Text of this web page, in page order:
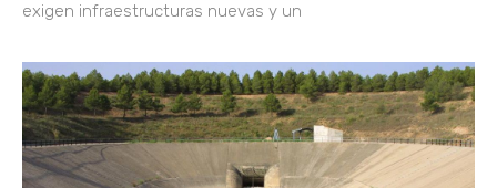
exigen infraestructuras nuevas y un